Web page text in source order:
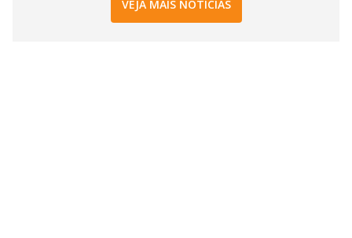
VEJA MAIS NOTÍCIAS